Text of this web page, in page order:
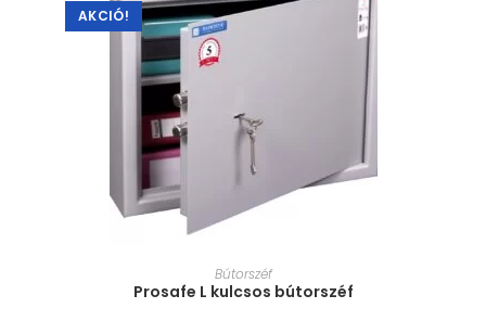
AKCIÓ!
MÉRET VÁLASZTÁSA
Bútorszéf
Prosafe L kulcsos bútorszéf